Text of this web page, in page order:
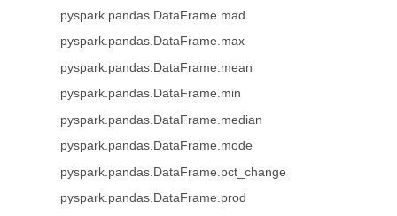
pyspark.pandas.DataFrame.mad
pyspark.pandas.DataFrame.max
pyspark.pandas.DataFrame.mean
pyspark.pandas.DataFrame.min
pyspark.pandas.DataFrame.median
pyspark.pandas.DataFrame.mode
pyspark.pandas.DataFrame.pct_change
pyspark.pandas.DataFrame.prod